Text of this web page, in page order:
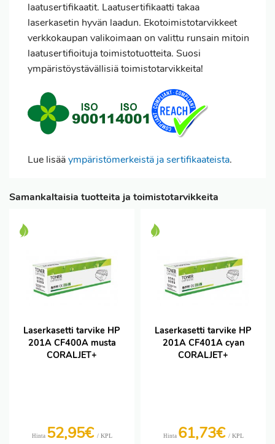
laatusertifikaatit. Laatusertifikaatti takaa
laserkasetin hyvän laadun. Ekotoimistotarvikkeet
verkkokaupan valikoimaan on valittu runsain mitoin
laatusertifioituja toimistotuotteita. Suosi
ympäristöystävällisiä toimistotarvikkeita!
Lue lisääympäristömerkeistä ja sertifikaateista.
Samankaltaisia tuotteita ja toimistotarvikkeita
Laserkasetti tarvike HP
201A CF400A musta
CORALJET+
Hinta 52,95€ / KPL
Laserkasetti tarvike HP
201A CF401A cyan
CORALJET+
Hinta 61,73€ / KPL